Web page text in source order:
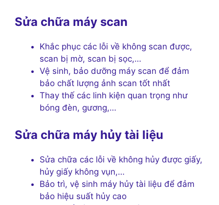
Sửa chữa máy scan
Khắc phục các lỗi về không scan được,
scan bị mờ, scan bị sọc,…
Vệ sinh, bảo dưỡng máy scan để đảm
bảo chất lượng ảnh scan tốt nhất
Thay thế các linh kiện quan trọng như
bóng đèn, gương,…
Sửa chữa máy hủy tài liệu
Sửa chữa các lỗi về không hủy được giấy,
hủy giấy không vụn,…
Bảo trì, vệ sinh máy hủy tài liệu để đảm
bảo hiệu suất hủy cao